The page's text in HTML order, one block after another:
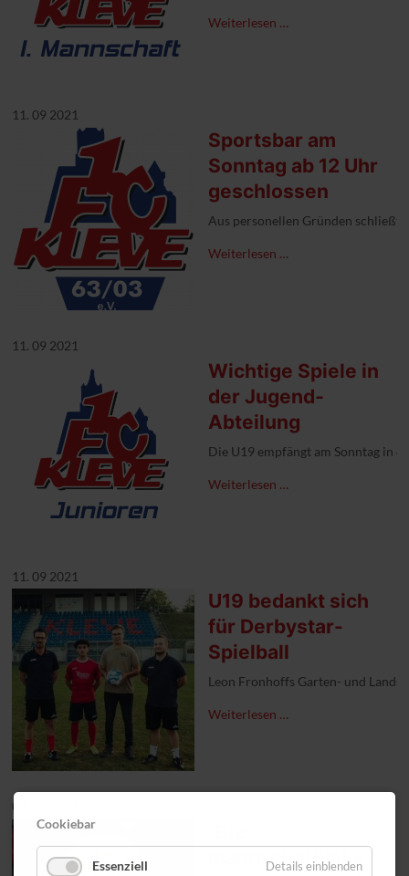
Weiterlesen …
11. 09 2021
Sportsbar am
Sonntag ab 12 Uhr
geschlossen
Aus personellen Gründen schließt
Weiterlesen …
11. 09 2021
Wichtige Spiele in
der Jugend-
Abteilung
Die U19 empfängt am Sonntag in
Weiterlesen …
11. 09 2021
U19 bedankt sich
für Derbystar-
Spielball
Leon Fronhoffs Garten- und
Weiterlesen …
04. 09 2021
mannschaftliche
Cookiebar
Essenziell Details einblenden